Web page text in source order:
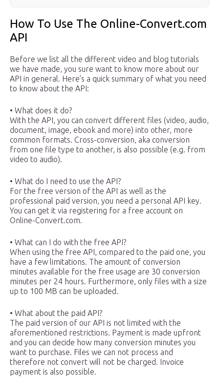
How To Use The Online-Convert.com
API
Before we list all the different video and blog tutorials
we have made, you sure want to know more about our
API in general. Here’s a quick summary of what you need
to know about the API:
• What does it do?
With the API, you can convert different files (video, audio,
document, image, ebook and more) into other, more
common formats. Cross-conversion, aka conversion
from one file type to another, is also possible (e.g. from
video to audio).
• What do I need to use the API?
For the free version of the API as well as the
professional paid version, you need a personal API key.
You can get it via registering for a free account on
Online-Convert.com.
• What can I do with the free API?
When using the free API, compared to the paid one, you
have a few limitations. The amount of conversion
minutes available for the free usage are 30 conversion
minutes per 24 hours. Furthermore, only files with a size
up to 100 MB can be uploaded.
• What about the paid API?
The paid version of our API is not limited with the
aforementioned restrictions. Payment is made upfront
and you can decide how many conversion minutes you
want to purchase. Files we can not process and
therefore not convert will not be charged. Invoice
payment is also possible.